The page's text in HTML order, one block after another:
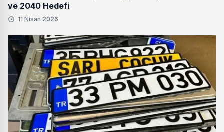
ve 2040 Hedefi
11 Nisan 2026